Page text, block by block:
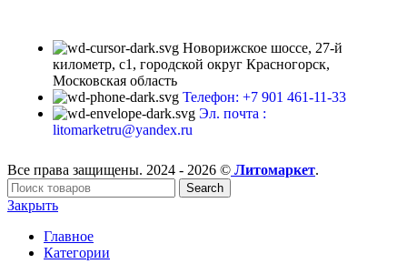
Новорижское шоссе, 27-й
километр, с1, городской округ Красногорск,
Московская область
Телефон: +7 901 461-11-33
Эл. почта :
litomarketru@yandex.ru
Все права защищены. 2024 - 2026 © Литомаркет.
Search
Закрыть
Главное
Категории